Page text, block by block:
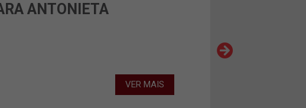
ANTONIETA
VER MAIS